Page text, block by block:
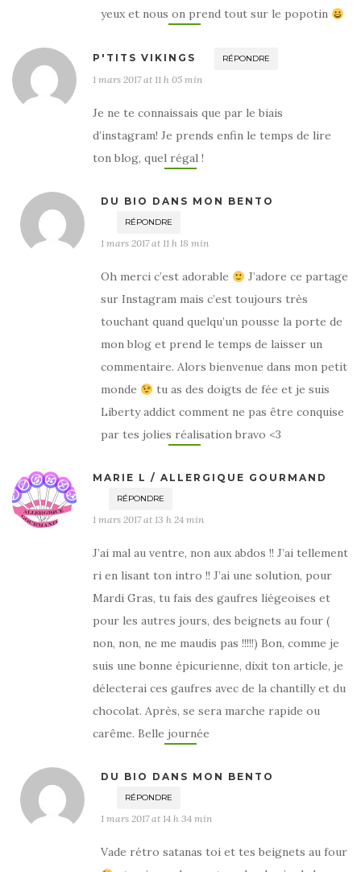
yeux et nous on prend tout sur le popotin
P'TITS VIKINGS RÉPONDRE
1 mars 2017 at 11 h 05 min
Je ne te connaissais que par le biais
d’instagram! Je prends enfin le temps de lire
ton blog, quel régal !
DU BIO DANS MON BENTO
RÉPONDRE
1 mars 2017 at 11 h 18 min
Oh merci c’est adorable
J’adore ce partage
sur Instagram mais c’est toujours très
touchant quand quelqu’un pousse la porte de
mon blog et prend le temps de laisser un
commentaire. Alors bienvenue dans mon petit
monde
tu as des doigts de fée et je suis
Liberty addict comment ne pas être conquise
par tes jolies réalisation bravo <3
MARIE L / ALLERGIQUE GOURMAND
RÉPONDRE
1 mars 2017 at 13 h 24 min
J’ai mal au ventre, non aux abdos !! J’ai tellement
ri en lisant ton intro !! J’ai une solution, pour
Mardi Gras, tu fais des gaufres liégeoises et
pour les autres jours, des beignets au four (
non, non, ne me maudis pas !!!!!) Bon, comme je
suis une bonne épicurienne, dixit ton article, je
délecterai ces gaufres avec de la chantilly et du
chocolat. Après, se sera marche rapide ou
carême. Belle journée
DU BIO DANS MON BENTO
RÉPONDRE
1 mars 2017 at 14 h 34 min
Vade rétro satanas toi et tes beignets au four